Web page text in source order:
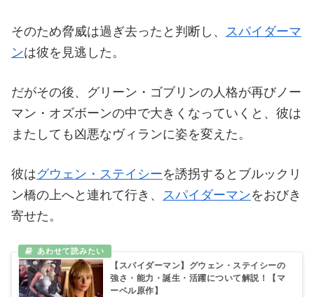
そのため脅威は過ぎ去ったと判断し、 スパイダーマ
ンは彼を見逃した。
だがその後、グリーン・ゴブリンの人格が再びノー
マン・オズボーンの中で大きくなっていくと、彼は
またしても凶悪なヴィランに姿を変えた。
彼はグウェン・ステイシーを誘拐するとブルックリ
ン橋の上へと連れて行き、 スパイダーマンをおびき
寄せた。
【スパイダーマン】グウェン・ステイシーの
強さ・能力・誕生・活躍について解説！【マ
ーベル原作】